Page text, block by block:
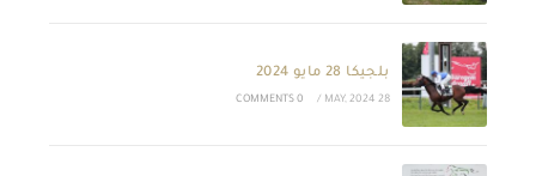
بلجيكا 28 مايو 2024
28 MAY, 2024
/
0 COMMENTS